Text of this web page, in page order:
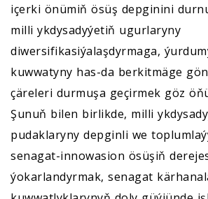
içerki önümiň ösüş depginini
milli ykdysadyýetiň ugurlaryny
diwersifikasiýalaşdyrmaga,
kuwwatyny has-da berkitmäge
çäreleri durmuşa geçirmek göz
Şunuň bilen birlikde, milli
pudaklaryny depginli we
senagat-innowasion ösüşiň
ýokarlandyrmak, senagat